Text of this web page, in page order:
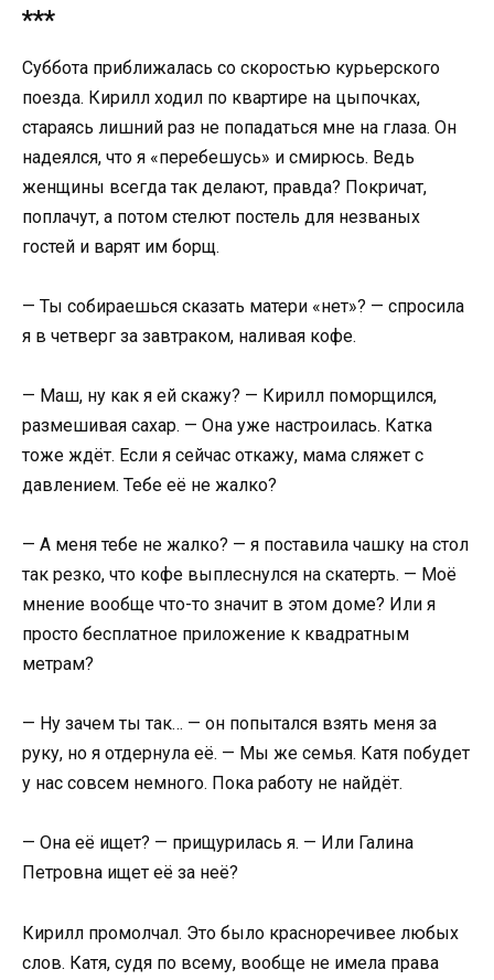
***
Суббота приближалась со скоростью курьерского
поезда. Кирилл ходил по квартире на цыпочках,
стараясь лишний раз не попадаться мне на глаза. Он
надеялся, что я «перебешусь» и смирюсь. Ведь
женщины всегда так делают, правда? Покричат,
поплачут, а потом стелют постель для незваных
гостей и варят им борщ.
— Ты собираешься сказать матери «нет»? — спросила
я в четверг за завтраком, наливая кофе.
— Маш, ну как я ей скажу? — Кирилл поморщился,
размешивая сахар. — Она уже настроилась. Катка
тоже ждёт. Если я сейчас откажу, мама сляжет с
давлением. Тебе её не жалко?
— А меня тебе не жалко? — я поставила чашку на стол
так резко, что кофе выплеснулся на скатерть. — Моё
мнение вообще что-то значит в этом доме? Или я
просто бесплатное приложение к квадратным
метрам?
— Ну зачем ты так… — он попытался взять меня за
руку, но я отдернула её. — Мы же семья. Катя побудет
у нас совсем немного. Пока работу не найдёт.
— Она её ищет? — прищурилась я. — Или Галина
Петровна ищет её за неё?
Кирилл промолчал. Это было красноречивее любых
слов. Катя, судя по всему, вообще не имела права